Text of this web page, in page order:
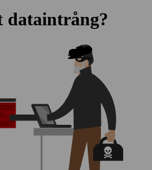
data­intrång?